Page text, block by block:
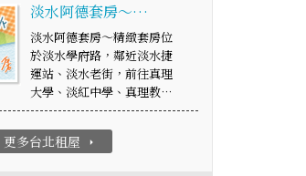
淡水阿德套房～…
淡水阿德套房～精緻套房位
於淡水學府路，鄰近淡水捷
運站、淡水老街，前往真理
大學、淡紅中學、真理教…
更多台北租屋 arrow_right